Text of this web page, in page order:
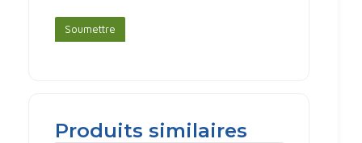
Produits similaires